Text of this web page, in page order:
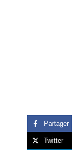
Partager
Twitter